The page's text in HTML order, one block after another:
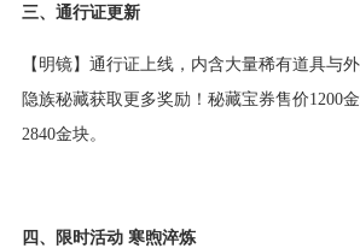
三、通行证更新
【明镜】通行证上线，内含大量稀有道具与
隐族秘藏获取更多奖励！秘藏宝券售价1200
2840金块。
四、限时活动 寒煦淬炼